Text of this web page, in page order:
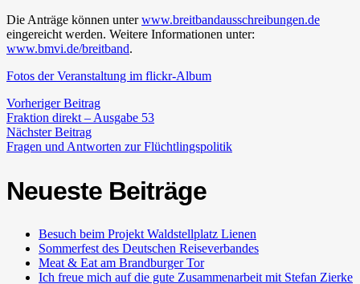
Die Anträge können unterwww.breitbandausschreibungen.de
eingereicht werden. Weitere Informationen unter:
www.bmvi.de/breitband.
Fotos der Veranstaltung im flickr-Album
Vorheriger Beitrag
Fraktion direkt – Ausgabe 53
Nächster Beitrag
Fragen und Antworten zur Flüchtlingspolitik
Neueste Beiträge
Besuch beim Projekt Waldstellplatz Lienen
Sommerfest des Deutschen Reiseverbandes
Meat & Eat am Brandburger Tor
Ich freue mich auf die gute Zusammenarbeit mit Stefan Zierke